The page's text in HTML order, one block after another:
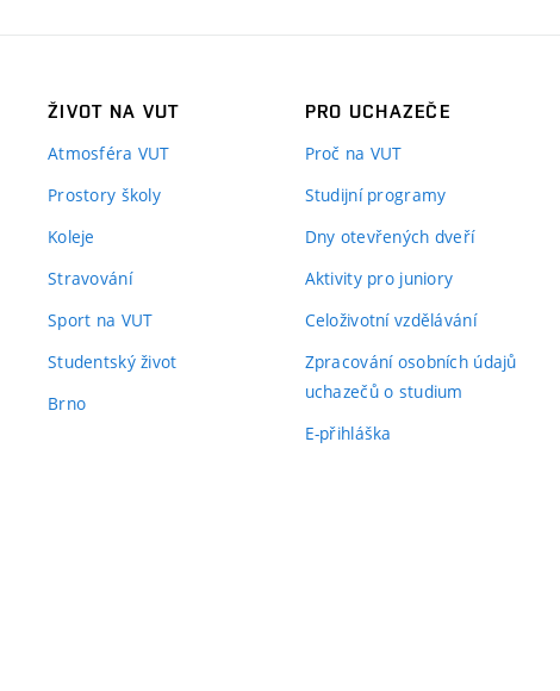
ŽIVOT NA VUT
Atmosféra VUT
Prostory školy
Koleje
Stravování
Sport na VUT
Studentský život
Brno
PRO UCHAZEČE
Proč na VUT
Studijní programy
Dny otevřených dveří
Aktivity pro juniory
Celoživotní vzdělávání
Zpracování osobních údajů
uchazečů o studium
E-přihláška